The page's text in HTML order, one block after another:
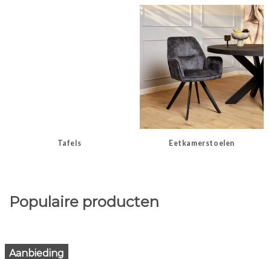
Tafels Eetkamerstoelen
Populaire producten
Aanbieding